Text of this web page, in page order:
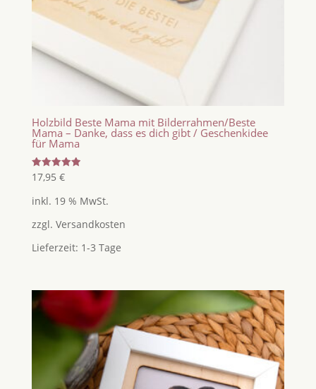
Holzbild Beste Mama mit Bilderrahmen/Beste
Mama – Danke, dass es dich gibt / Geschenkidee
für Mama
Bewertet
mit
von 5
17,95 €
inkl. 19 % MwSt.
zzgl. Versandkosten
Lieferzeit: 1-3 Tage